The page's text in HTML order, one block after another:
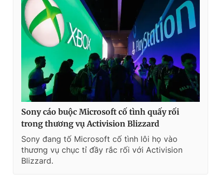
Sony cáo buộc Microsoft cố tình quấy rối
trong thương vụ Activision Blizzard
Sony đang tố Microsoft cố tình lôi họ vào
thương vụ chục tỉ đầy rắc rối với Activision
Blizzard.